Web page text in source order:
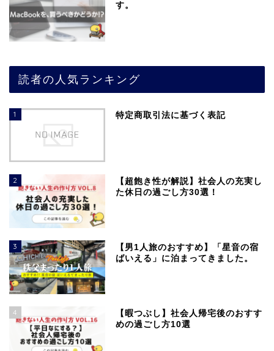
す。
読者の人気ランキング
1 特定商取引法に基づく表記
2
【超飽き性が解説】社会人の充実し
た休日の過ごし方30選！
3
【男1人旅のおすすめ】「星音の宿
ばいえる」に泊まってきました。
4
【暇つぶし】社会人帰宅後のおすす
めの過ごし方10選